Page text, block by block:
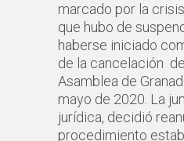
marcado por la
que hubo de
haberse iniciado
de la cancelación
Asamblea de
mayo de 2020. La
jurídica, decidió
procedimiento